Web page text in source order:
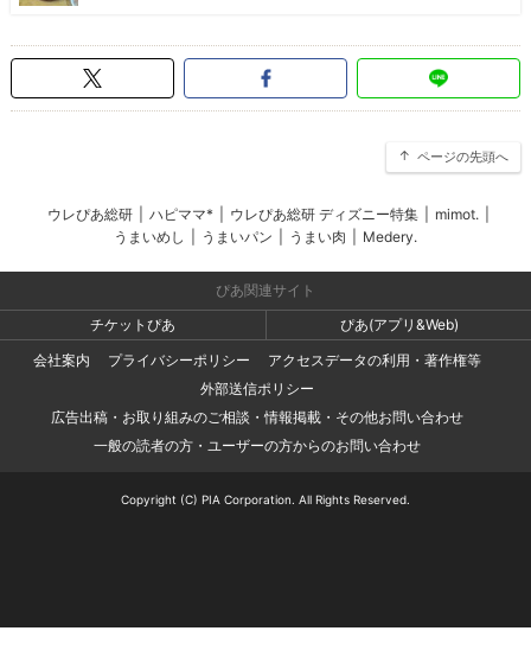
ページの先頭へ
ウレぴあ総研 ハピママ* ウレぴあ総研 ディズニー特集 mimot.
うまいめし
うまいパン うまい肉 Medery.
ぴあ関連サイト
チケットぴあ
ぴあ(アプリ&Web)
会社案内
プライバシーポリシー
アクセスデータの利用・著作権等
外部送信ポリシー
広告出稿・お取り組みのご相談・情報掲載・その他お問い合わせ
一般の読者の方・ユーザーの方からのお問い合わせ
Copyright (C) PIA Corporation. All Rights Reserved.